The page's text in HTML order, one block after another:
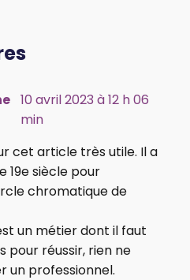
10 avril 2023 à 12 h 06
min
cet article très utile. Il a
19e siècle pour
chromatique de
un métier dont il faut
pour réussir, rien ne
un professionnel.